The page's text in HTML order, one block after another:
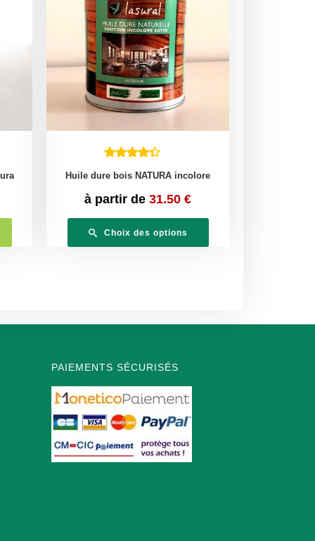
Huile dure bois NATURA incolore
à partir de 31.50 €
Choix des options
PAIEMENTS SÉCURISÉS